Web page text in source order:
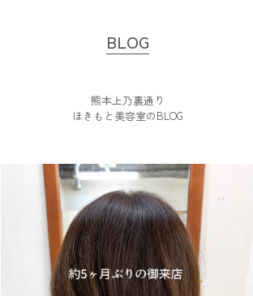
BLOG
熊本上乃裏通り
ほきもと美容室のBLOG